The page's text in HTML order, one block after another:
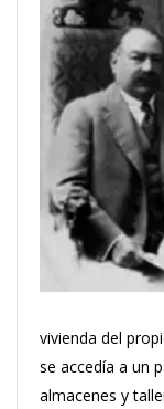
vivienda del
se accedía a un
almacenes y